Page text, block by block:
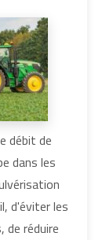
débit de
dans les
d'éviter les
de réduire